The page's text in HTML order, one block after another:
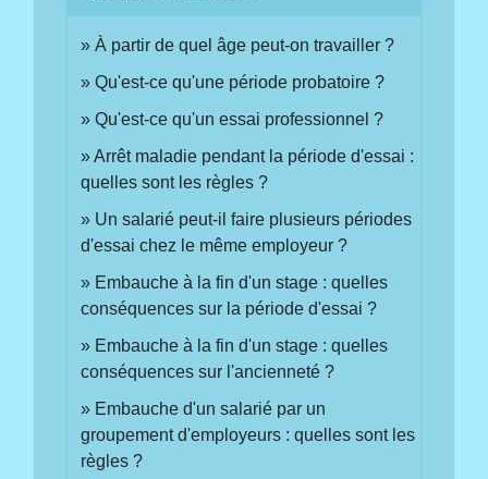
À partir de quel âge peut-on travailler ?
Qu'est-ce qu'une période probatoire ?
Qu'est-ce qu'un essai professionnel ?
Arrêt maladie pendant la période d'essai :
quelles sont les règles ?
Un salarié peut-il faire plusieurs périodes
d'essai chez le même employeur ?
Embauche à la fin d'un stage : quelles
conséquences sur la période d'essai ?
Embauche à la fin d'un stage : quelles
conséquences sur l'ancienneté ?
Embauche d'un salarié par un
groupement d'employeurs : quelles sont les
règles ?